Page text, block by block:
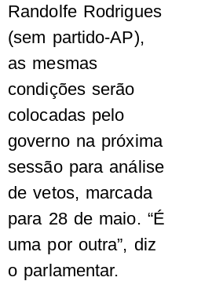
Randolfe Rodrigues
(sem partido-AP),
as mesmas
condições serão
colocadas pelo
governo na próxima
sessão para análise
de vetos, marcada
para 28 de maio. “É
uma por outra”, diz
o parlamentar.